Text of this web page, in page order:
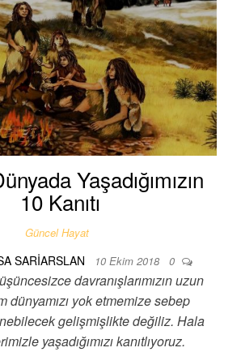
Yaşadığımızın
10 Kanıtı
Güncel Hayat
SARIARSLAN 10 Ekim 2018 0
davranışlarımızın uzun
dünyamızı yok etmemize sebep
gelişmişlikte değiliz. Hala
yaşadığımızı kanıtlıyoruz.